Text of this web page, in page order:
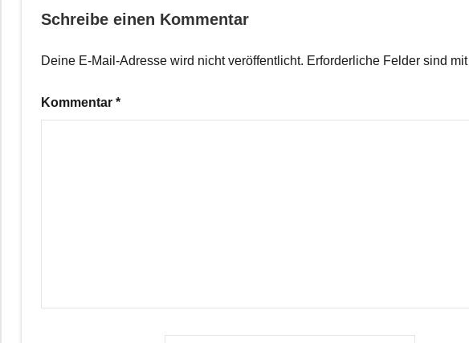
Schreibe einen Kommentar
Deine E-Mail-Adresse wird nicht veröffentlicht. Erforderliche Felder sind mit
Kommentar *